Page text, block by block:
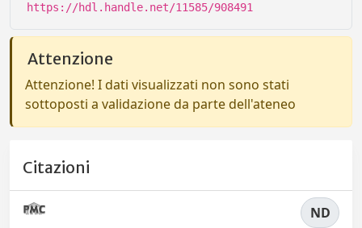
https://hdl.handle.net/11585/908491
Attenzione
Attenzione! I dati visualizzati non sono stati
sottoposti a validazione da parte dell'ateneo
Citazioni
ND